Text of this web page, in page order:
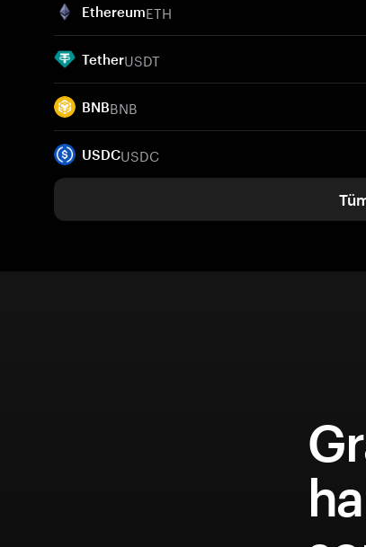
EthereumETH
TetherUSDT
BNBBNB
USDCUSDC